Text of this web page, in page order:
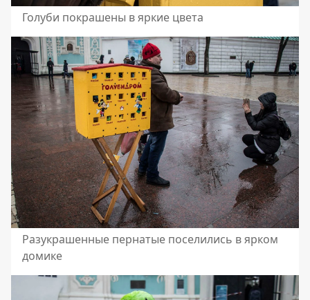
Голуби покрашены в яркие цвета
Разукрашенные пернатые поселились в ярком
домике